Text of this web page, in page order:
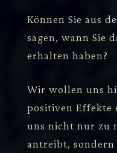
Können Sie aus
sagen, wann Sie
erhalten haben?
Wir wollen uns
positiven Effekte
uns nicht nur zu
antreibt, sondern